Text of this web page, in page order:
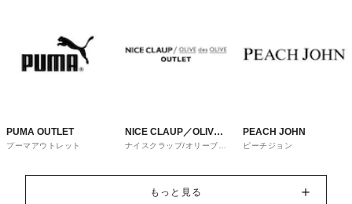
PUMA OUTLET
プーマアウトレット
NICE CLAUP／OLIVE
des OLIVE
ナイスクラップ/オリーブ・
PEACH JOHN
ピーチジョン
もっと見る